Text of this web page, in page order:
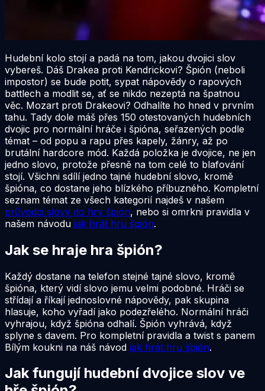
Hudební kolo stojí a padá na tom, jakou dvojici slov
vybereš. Dáš Drakea proti Kendrickovi? Špión (neboli
impostor) se bude potit, sypat nápovědy o rapových
battlech a modlit se, ať se nikdo nezeptá na špatnou
věc. Mozart proti Drakeovi? Odhalíte ho hned v prvním
tahu. Tady dole máš přes 150 otestovaných hudebních
dvojic pro normální hráče i špióna, seřazených podle
témat – od popu a rapu přes kapely, žánry, až po
brutální hardcore mód. Každá položka je dvojice, ne jen
jedno slovo, protože přesně na tom celé to blafování
stojí. Všichni sdílí jedno tajné hudební slovo, kromě
špióna, co dostane jeho blízkého příbuzného. Kompletní
seznam témat ze všech kategorií najdeš v našem
průvodci slovy do hry špión, nebo si omrkni pravidla v
našem návodu jak hrát hru špión.
Jak se hraje hra špión?
Každý dostane na telefon stejné tajné slovo, kromě
špióna, který vidí slovo jemu velmi podobné. Hráči se
střídají a říkají jednoslovné nápovědy, pak skupina
hlasuje, koho vyřadí jako podezřelého. Normální hráči
vyhrajou, když špióna odhalí. Špión vyhrává, když
splyne s davem. Pro kompletní pravidla a twist s panem
Bílým koukni na náš návod jak hrát hru špión.
Jak fungují hudební dvojice slov ve